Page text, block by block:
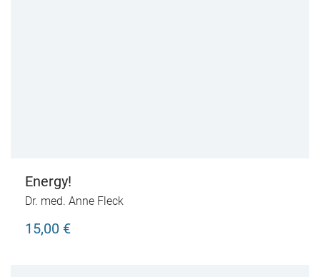
Energy!
Dr. med. Anne Fleck
15,00 €